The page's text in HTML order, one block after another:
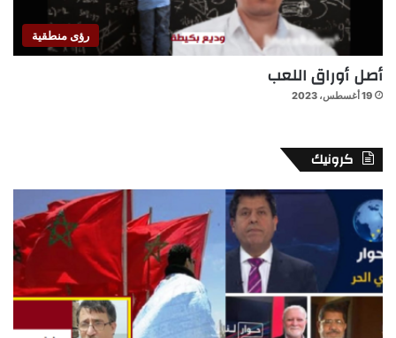
رؤى منطقية
أصل أوراق اللعب
19 أغسطس، 2023
كرونيك